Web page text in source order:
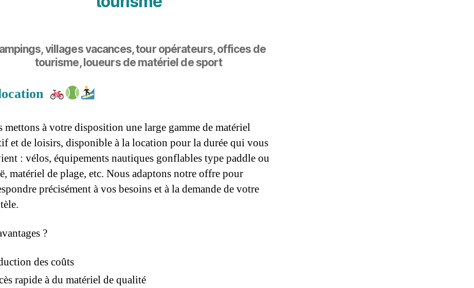
villages vacances, tour opérateurs, offices de
tourisme, loueurs de matériel de sport
mettons à votre disposition une large gamme de matériel
et de loisirs, disponible à la location pour la durée qui vous
: vélos, équipements nautiques gonflables type paddle ou
matériel de plage, etc. Nous adaptons notre offre pour
précisément à vos besoins et à la demande de votre
?
des coûts
rapide à du matériel de qualité